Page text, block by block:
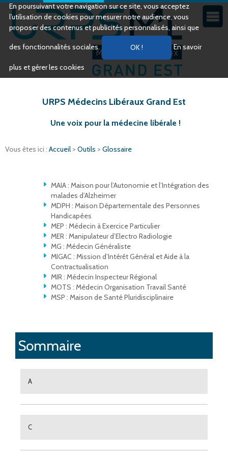
En poursuivant votre navigation sur ce site, vous acceptez
l’utilisation de cookies pour mesurer notre audience, vous
proposer des contenus et publicités personnalisés, ainsi que
des fonctionnalités sociales. En savoir
plus et gérer les cookies
URPS Médecins Libéraux Grand Est
Une voix pour la médecine libérale !
Vous êtes ici : Accueil > Outils > Glossaire
MAIA : Maison pour l’Autonomie et l’Intégration des
malades d’Alzheimer
MDPH : Maison Départementale des Personnes
Handicapées
MEP : Médecin à Exercice Particulier
MER : Manipulateur d’Electro Radiologie
MG : Médecin Généraliste
MIGAC : Mission d’Intérêt Général et Aide à la
Contractualisation
MIR : Médecin Inspecteur Régional
MOTS : Médecin Organisation Travail Santé
MSP : Maison de Santé Pluridisciplinaire
Sommaire
A
C